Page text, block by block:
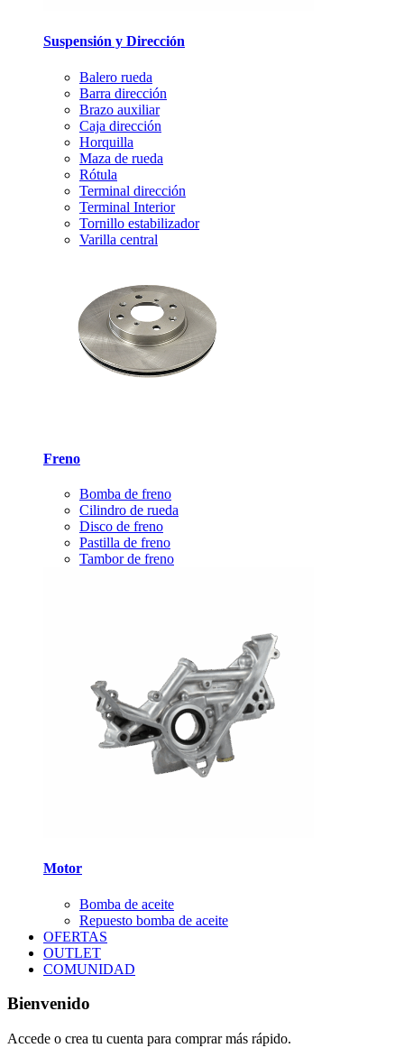
Suspensión y Dirección
Balero rueda
Barra dirección
Brazo auxiliar
Caja dirección
Horquilla
Maza de rueda
Rótula
Terminal dirección
Terminal Interior
Tornillo estabilizador
Varilla central
Freno
Bomba de freno
Cilindro de rueda
Disco de freno
Pastilla de freno
Tambor de freno
Motor
Bomba de aceite
Repuesto bomba de aceite
OFERTAS
OUTLET
COMUNIDAD
Bienvenido
Accede o crea tu cuenta para comprar más rápido.